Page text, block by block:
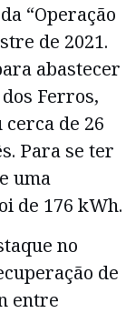
“Operação
de 2021.
abastecer
Ferros,
de 26
Para se ter
uma
de 176 kWh.
no
de
entre